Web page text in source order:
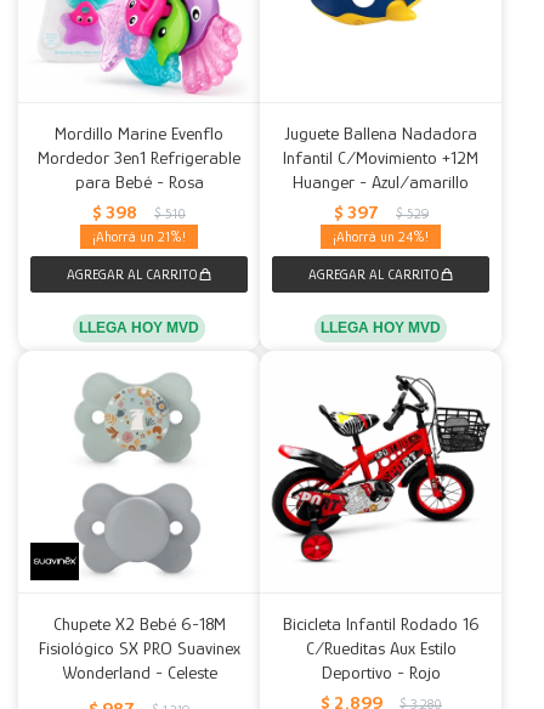
Mordillo Marine Evenflo
Mordedor 3en1 Refrigerable
para Bebé - Rosa
$ 398 $ 510
21
LLEGA HOY MVD
Juguete Ballena Nadadora
Infantil C/Movimiento +12M
Huanger - Azul/amarillo
$ 397 $ 529
24
LLEGA HOY MVD
Chupete X2 Bebé 6-18M
Fisiológico SX PRO Suavinex
Wonderland - Celeste
Bicicleta Infantil Rodado 16
C/Rueditas Aux Estilo
Deportivo - Rojo
$ 2.899 $ 3.280